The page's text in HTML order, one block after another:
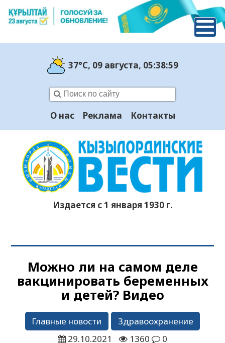
37°C, 09 августа, 05:39:00
О нас Реклама Контакты
Издается с 1 января 1930 г.
Можно ли на самом деле
вакцинировать беременных
и детей? Видео
Главные новости
Здравоохранение
29.10.2021
1360 0